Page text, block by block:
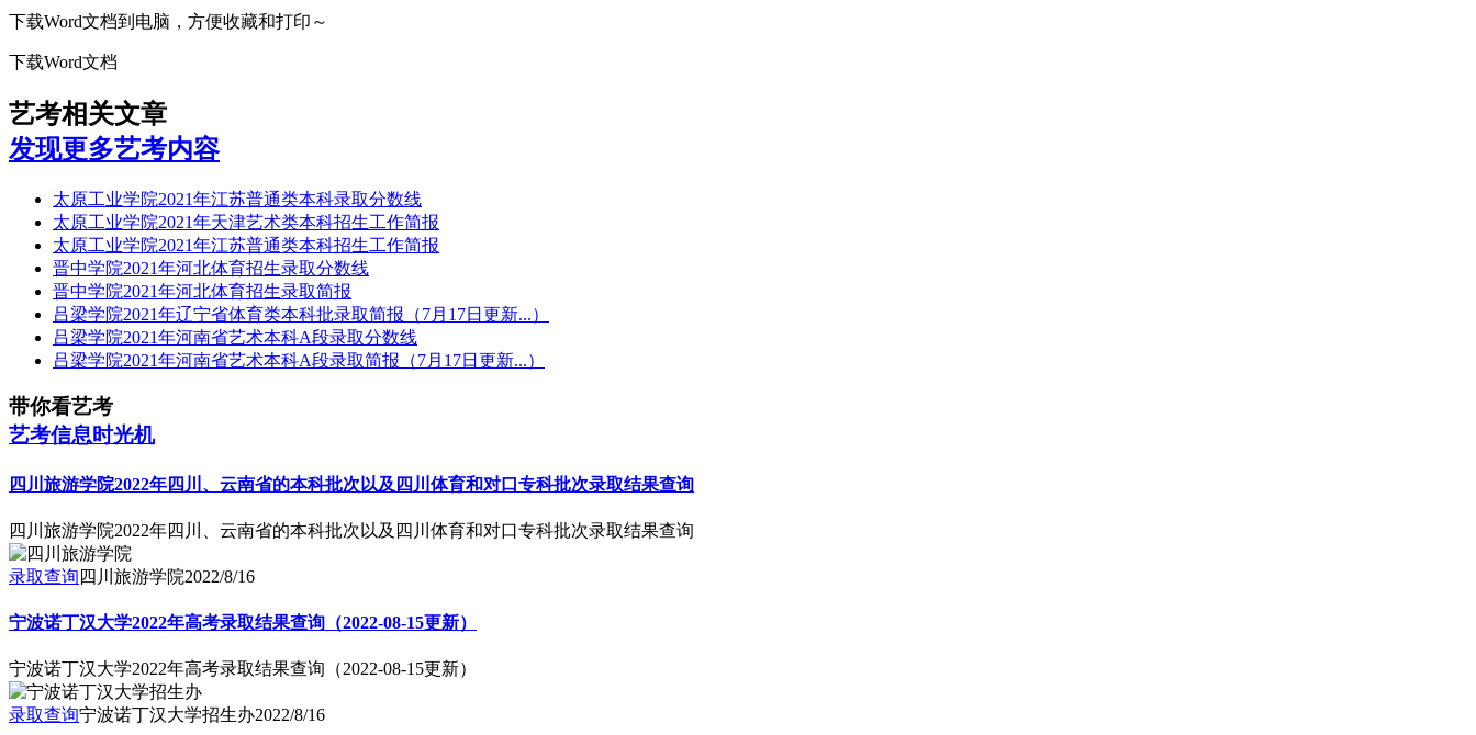
下载Word文档到电脑，方便收藏和打印～
下载Word文档
艺考相关文章
发现更多艺考内容
太原工业学院2021年江苏普通类本科录取分数线
太原工业学院2021年天津艺术类本科招生工作简报
太原工业学院2021年江苏普通类本科招生工作简报
晋中学院2021年河北体育招生录取分数线
晋中学院2021年河北体育招生录取简报
吕梁学院2021年辽宁省体育类本科批录取简报（7月17日更新...）
吕梁学院2021年河南省艺术本科A段录取分数线
吕梁学院2021年河南省艺术本科A段录取简报（7月17日更新...）
带你看艺考
艺考信息时光机
四川旅游学院2022年四川、云南省的本科批次以及四川体育和对口专科批次录取结果查询
四川旅游学院2022年四川、云南省的本科批次以及四川体育和对口专科批次录取结果查询
录取查询 四川旅游学院2022/8/16
宁波诺丁汉大学2022年高考录取结果查询（2022-08-15更新）
宁波诺丁汉大学2022年高考录取结果查询（2022-08-15更新）
录取查询宁波诺丁汉大学招生办2022/8/16